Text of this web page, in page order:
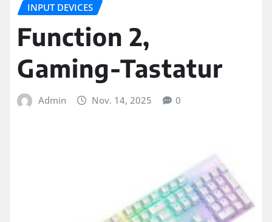
INPUT DEVICES
Function 2,
Gaming-Tastatur
Admin Nov. 14, 2025 0